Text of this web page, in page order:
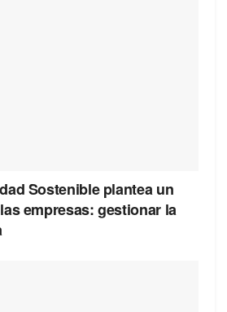
Sostenible plantea un
empresas: gestionar la